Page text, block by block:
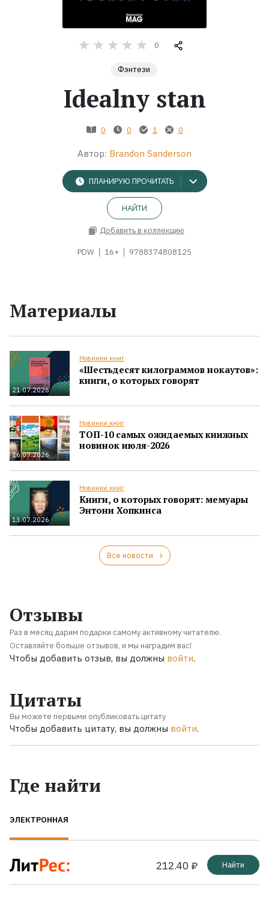
Экранизации
0
Фэнтези
Idealny stan
0 0 1 0
Автор: Brandon Sanderson
ПЛАНИРУЮ ПРОЧИТАТЬ
НАЙТИ
Добавить в коллекцию
PDW 16+ 9788374808125
Материалы
21.07.2026
Новинки книг
«Шестьдесят килограммов нокаутов»:
книги, о которых говорят
16.07.2026
Новинки книг
ТОП-10 самых ожидаемых книжных
новинок июля-2026
13.07.2026
Новинки книг
Книги, о которых говорят: мемуары
Энтони Хопкинса
Все новости
Отзывы
Раз в месяц дарим подарки самому активному читателю.
Оставляйте больше отзывов, и мы наградим вас!
Чтобы добавить отзыв, вы должны войти.
Цитаты
Вы можете первыми опубликовать цитату
Чтобы добавить цитату, вы должны войти.
Где найти
ЭЛЕКТРОННАЯ
212.40 ₽ Найти